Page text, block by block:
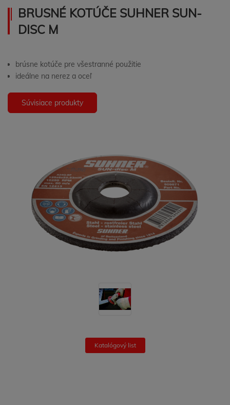
BRUSNÉ KOTÚČE SUHNER SUN-
DISC M
brúsne kotúče pre všestranné použitie
ideálne na nerez a oceľ
Súvisiace produkty
Katalógový list